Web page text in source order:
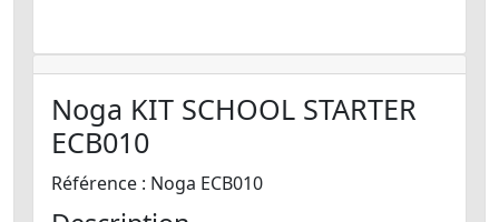
Noga KIT SCHOOL STARTER
ECB010
Référence : Noga ECB010